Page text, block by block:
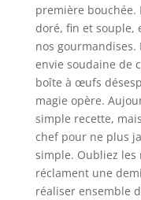
première bouchée.
doré, fin et souple,
nos
envie soudaine de
boîte à œufs
magie opère.
simple recette,
chef pour ne plus
simple. Oubliez les
réclament une
réaliser ensemble